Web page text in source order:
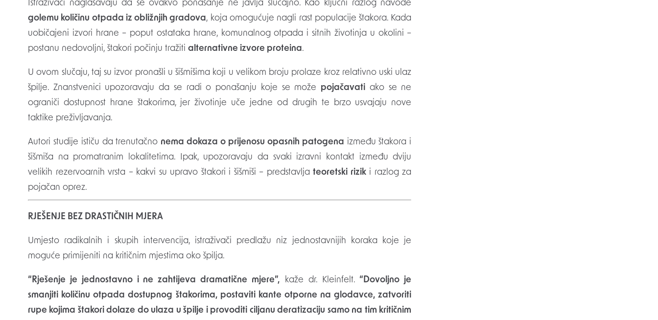
Istraživači naglašavaju da se ovakvo ponašanje ne javlja slučajno. Kao ključni razlog navode
golemu količinu otpada iz obližnjih gradova, koja omogućuje nagli rast populacije štakora. Kada
uobičajeni izvori hrane – poput ostataka hrane, komunalnog otpada i sitnih životinja u okolini –
postanu nedovoljni, štakori počinju tražiti alternativne izvore proteina.
U ovom slučaju, taj su izvor pronašli u šišmišima koji u velikom broju prolaze kroz relativno uski ulaz
špilje. Znanstvenici upozoravaju da se radi o ponašanju koje se može pojačavati ako se ne
ograniči dostupnost hrane štakorima, jer životinje uče jedne od drugih te brzo usvajaju nove
taktike preživljavanja.
Autori studije ističu da trenutačno nema dokaza o prijenosu opasnih patogena između štakora i
šišmiša na promatranim lokalitetima. Ipak, upozoravaju da svaki izravni kontakt između dviju
velikih rezervoarnih vrsta – kakvi su upravo štakori i šišmiši – predstavljateoretski riziki razlog za
pojačan oprez.
RJEŠENJE BEZ DRASTIČNIH MJERA
Umjesto radikalnih i skupih intervencija, istraživači predlažu niz jednostavnijih koraka koje je
moguće primijeniti na kritičnim mjestima oko špilja.
“Rješenje je jednostavno i ne zahtijeva dramatične mjere”, kaže dr. Kleinfelt. “Dovoljno je
smanjiti količinu otpada dostupnog štakorima, postaviti kante otporne na glodavce, zatvoriti
rupe kojima štakori dolaze do ulaza u špilje i provoditi ciljanu deratizaciju samo na tim kritičnim